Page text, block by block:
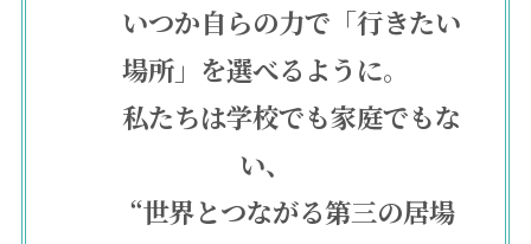
いつか自らの力で「行きたい
場所」を選べるように。
私たちは学校でも家庭でもな
い、
“世界とつながる第三の居場